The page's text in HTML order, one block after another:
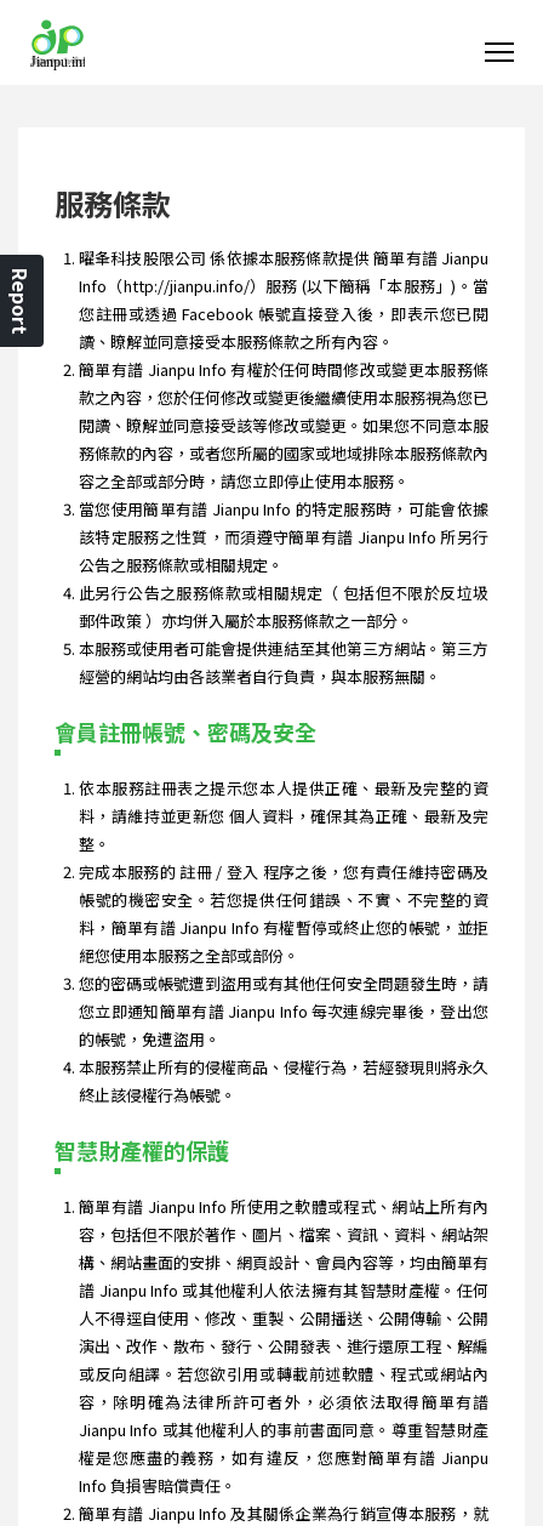
服務條款
曜夆科技股限公司 係依據本服務條款提供 簡單有譜 Jianpu
Info（http://jianpu.info/）服務 (以下簡稱「本服務」)。當
您註冊或透過 Facebook 帳號直接登入後，即表示您已閱
讀、瞭解並同意接受本服務條款之所有內容。
簡單有譜 Jianpu Info 有權於任何時間修改或變更本服務條
款之內容，您於任何修改或變更後繼續使用本服務視為您已
閱讀、瞭解並同意接受該等修改或變更。如果您不同意本服
務條款的內容，或者您所屬的國家或地域排除本服務條款內
容之全部或部分時，請您立即停止使用本服務。
當您使用簡單有譜 Jianpu Info 的特定服務時，可能會依據
該特定服務之性質，而須遵守簡單有譜 Jianpu Info 所另行
公告之服務條款或相關規定。
此另行公告之服務條款或相關規定（ 包括但不限於反垃圾
郵件政策 ）亦均併入屬於本服務條款之一部分。
本服務或使用者可能會提供連結至其他第三方網站。第三方
經營的網站均由各該業者自行負責，與本服務無關。
會員註冊帳號、密碼及安全
依本服務註冊表之提示您本人提供正確、最新及完整的資
料，請維持並更新您 個人資料，確保其為正確、最新及完
整。
完成本服務的 註冊 / 登入 程序之後，您有責任維持密碼及
帳號的機密安全。若您提供任何錯誤、不實、不完整的資
料，簡單有譜 Jianpu Info 有權暫停或終止您的帳號，並拒
絕您使用本服務之全部或部份。
您的密碼或帳號遭到盜用或有其他任何安全問題發生時，請
您立即通知簡單有譜 Jianpu Info 每次連線完畢後，登出您
的帳號，免遭盜用。
本服務禁止所有的侵權商品、侵權行為，若經發現則將永久
終止該侵權行為帳號。
智慧財產權的保護
簡單有譜 Jianpu Info 所使用之軟體或程式、網站上所有內
容，包括但不限於著作、圖片、檔案、資訊、資料、網站架
構、網站畫面的安排、網頁設計、會員內容等，均由簡單有
譜 Jianpu Info 或其他權利人依法擁有其智慧財產權。任何
人不得逕自使用、修改、重製、公開播送、公開傳輸、公開
演出、改作、散布、發行、公開發表、進行還原工程、解編
或反向組譯。若您欲引用或轉載前述軟體、程式或網站內
容，除明確為法律所許可者外，必須依法取得簡單有譜
Jianpu Info 或其他權利人的事前書面同意。尊重智慧財產
權是您應盡的義務，如有違反，您應對簡單有譜 Jianpu
Info 負損害賠償責任。
簡單有譜 Jianpu Info 及其關係企業為行銷宣傳本服務，就
Report